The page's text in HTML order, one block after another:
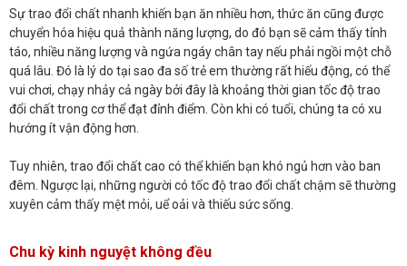
Sự trao đổi chất nhanh khiến bạn ăn nhiều hơn, thức ăn cũng được
chuyển hóa hiệu quả thành năng lượng, do đó bạn sẽ cảm thấy tỉnh
táo, nhiều năng lượng và ngứa ngáy chân tay nếu phải ngồi một chỗ
quá lâu. Đó là lý do tại sao đa số trẻ em thường rất hiếu động, có thể
vui chơi, chạy nhảy cả ngày bởi đây là khoảng thời gian tốc độ trao
đổi chất trong cơ thể đạt đỉnh điểm. Còn khi có tuổi, chúng ta có xu
hướng ít vận động hơn.
Tuy nhiên, trao đổi chất cao có thể khiến bạn khó ngủ hơn vào ban
đêm. Ngược lại, những người có tốc độ trao đổi chất chậm sẽ thường
xuyên cảm thấy mệt mỏi, uể oải và thiếu sức sống.
Chu kỳ kinh nguyệt không đều